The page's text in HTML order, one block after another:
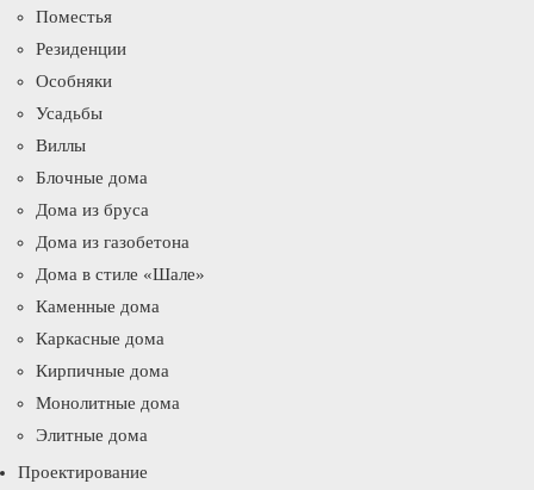
Поместья
Резиденции
Особняки
Усадьбы
Виллы
Блочные дома
Дома из бруса
Дома из газобетона
Дома в стиле «Шале»
Каменные дома
Каркасные дома
Кирпичные дома
Монолитные дома
Элитные дома
Проектирование